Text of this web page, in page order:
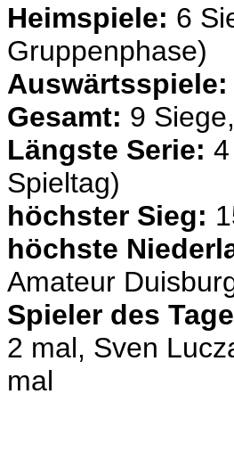
Heimspiele: 6
Gruppenphase)
Auswärtsspiele:
Gesamt: 9
Längste Serie:
Spieltag)
höchster Sieg:
höchste
Amateur
Spieler des
2 mal, Sven
mal